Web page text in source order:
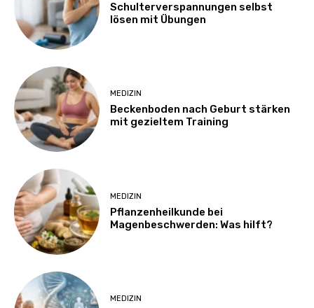
Schulterverspannungen selbst
lösen mit Übungen
MEDIZIN
Beckenboden nach Geburt stärken
mit gezieltem Training
MEDIZIN
Pflanzenheilkunde bei
Magenbeschwerden: Was hilft?
MEDIZIN